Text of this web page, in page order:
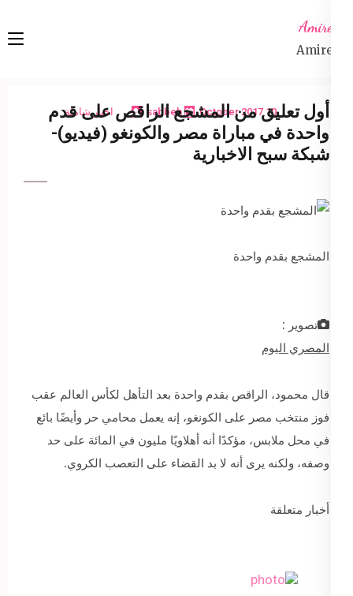
content
Enter)
Amireta
Amireta
10 October 2017
sabbeh اخبار شاملة
أول تعليق من المشجع الراقص على قدم
واحدة في مباراة مصر والكونغو (فيديو)-
شبكة سبح الاخبارية
المشجع بقدم واحدة
تصوير :
المصري اليوم
قال محمود، الراقص بقدم واحدة بعد التأهل لكأس العالم عقب
فوز منتخب مصر على الكونغو، إنه يعمل محامي حر وأيضًا بائع
في محل ملابس، مؤكدًا أنه أهلاويًا مليون في المائة على حد
وصفه، ولكنه يرى أنه لا بد القضاء على التعصب الكروي.
أخبار متعلقة